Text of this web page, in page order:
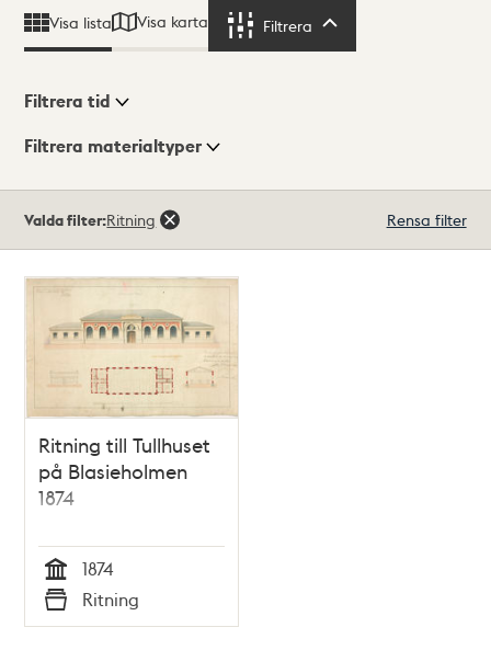
Visa lista Visa karta Filtrera
Visningsläge
Filtrera tid
Filtrera materialtyper
träffar
Valda filter:Ritning Rensa filter
Ritning till Tullhuset
på Blasieholmen
1874
Tid
1874
Typ
Ritning